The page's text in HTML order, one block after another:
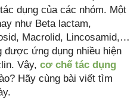
dụng của các nhóm. Một
như Beta lactam,
Macrolid, Lincosamid,…
được ứng dụng nhiều hiện
Vậy, cơ chế tác dụng
Hãy cùng bài viết tìm